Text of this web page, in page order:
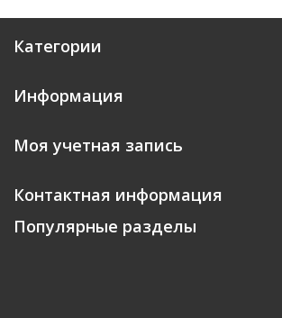
Категории
Информация
Моя учетная запись
Контактная информация
Популярные разделы